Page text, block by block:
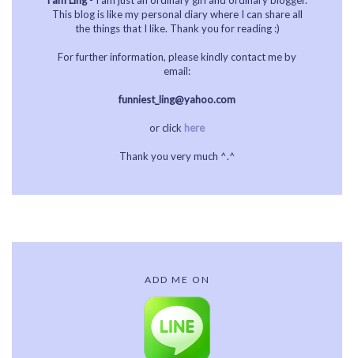
This blog is like my personal diary where I can share all
the things that I like. Thank you for reading :)
For further information, please kindly contact me by
email:
funniest_ling@yahoo.com
or click here
Thank you very much ^.^
ADD ME ON